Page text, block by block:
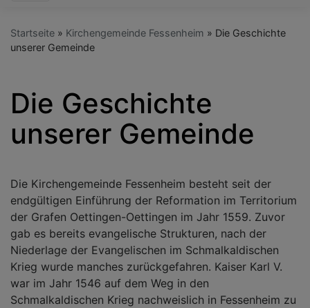
Startseite Kirchengemeinde Fessenheim
Die Geschichte
unserer Gemeinde
Die Geschichte
unserer Gemeinde
Die Kirchengemeinde Fessenheim besteht seit der
endgültigen Einführung der Reformation im Territorium
der Grafen Oettingen-Oettingen im Jahr 1559. Zuvor
gab es bereits evangelische Strukturen, nach der
Niederlage der Evangelischen im Schmalkaldischen
Krieg wurde manches zurückgefahren. Kaiser Karl V.
war im Jahr 1546 auf dem Weg in den
Schmalkaldischen Krieg nachweislich in Fessenheim zu